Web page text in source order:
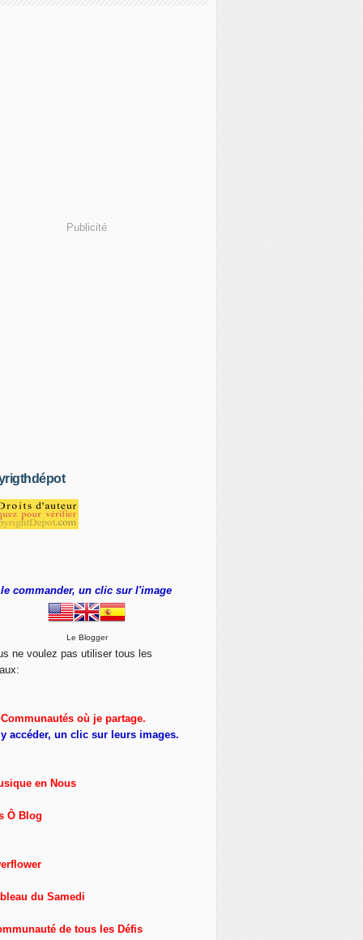
Publicité
commander, un clic sur l'image
Le Blogger
ne voulez pas utiliser tous les
Communautés où je partage.
accéder, un clic sur leurs images.
en Nous
Ô Blog
du Samedi
de tous les Défis